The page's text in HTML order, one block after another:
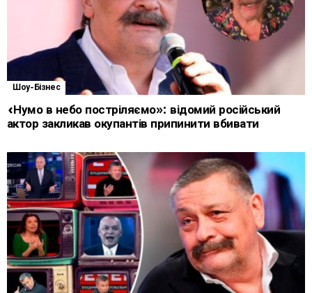
Шоу-Бізнес
«Нумо в небо постріляємо»: відомий російський
актор закликав окупантів припинити вбивати